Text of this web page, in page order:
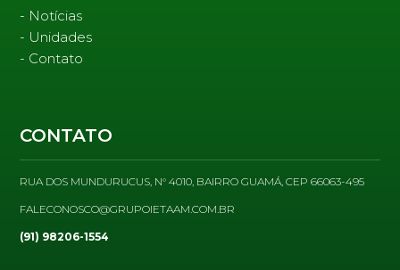
Notícias
Unidades
Contato
CONTATO
RUA DOS MUNDURUCUS, N° 4010, BAIRRO GUAMÁ, CEP 66063-495
FALECONOSCO@GRUPOIETAAM.COM.BR
(91) 98206-1554